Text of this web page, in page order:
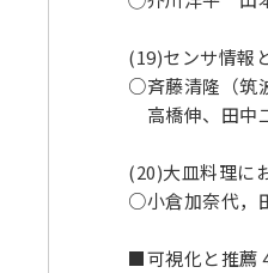
(19)センサ情報
○斉藤清隆（筑
高橋伸、田中
(20)大皿料理に
○小倉加奈代，
■可視化と推薦